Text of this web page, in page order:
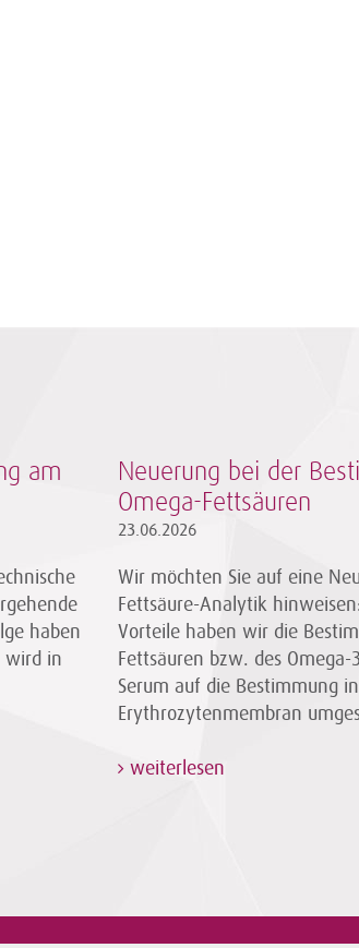
am
haben
wird in
Neuerung bei der
Omega-Fettsäuren
23.06.2026
Wir möchten Sie auf eine
Fettsäure-Analytik
Vorteile haben wir die
Fettsäuren bzw. des
Serum auf die Bestimmung
Erythrozytenmembran
weiterlesen